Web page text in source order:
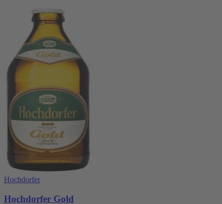
Hochdorfer
Hochdorfer Gold